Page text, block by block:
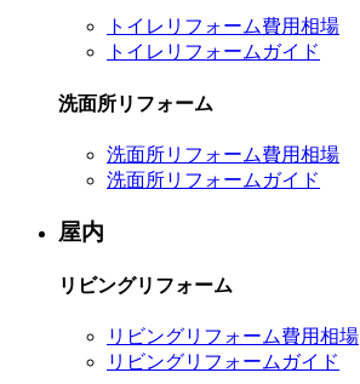
トイレリフォーム費用相場
トイレリフォームガイド
洗面所リフォーム
洗面所リフォーム費用相場
洗面所リフォームガイド
屋内
リビングリフォーム
リビングリフォーム費用相場
リビングリフォームガイド